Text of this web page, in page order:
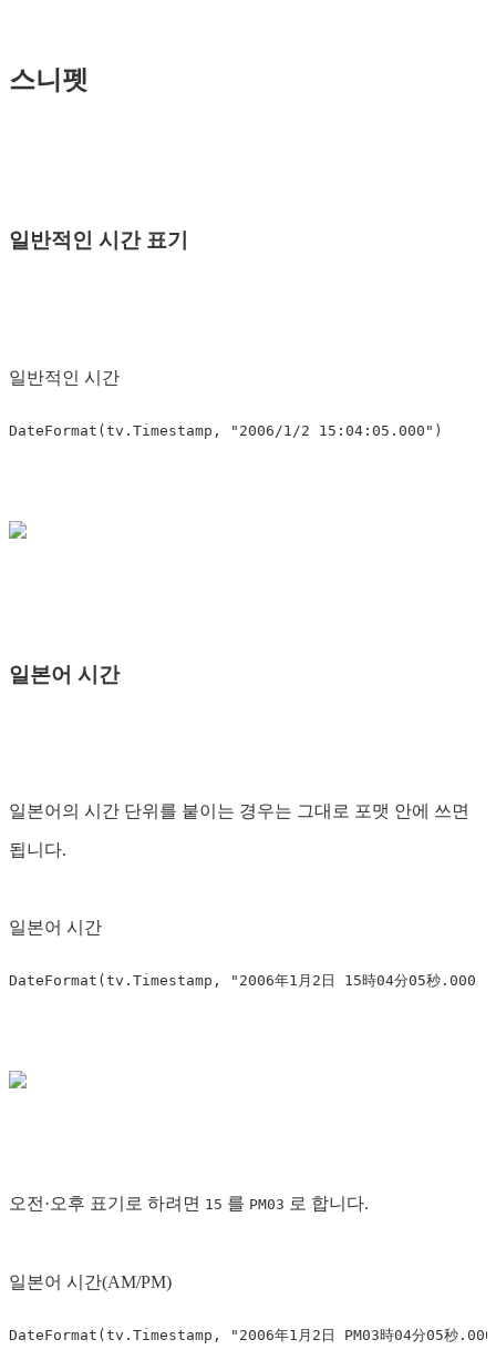
스니펫
일반적인 시간 표기
일반적인 시간
일본어 시간
일본어의 시간 단위를 붙이는 경우는 그대로 포맷 안에 쓰면
됩니다.
일본어 시간
오전·오후 표기로 하려면 15 를 PM03 로 합니다.
일본어 시간(AM/PM)